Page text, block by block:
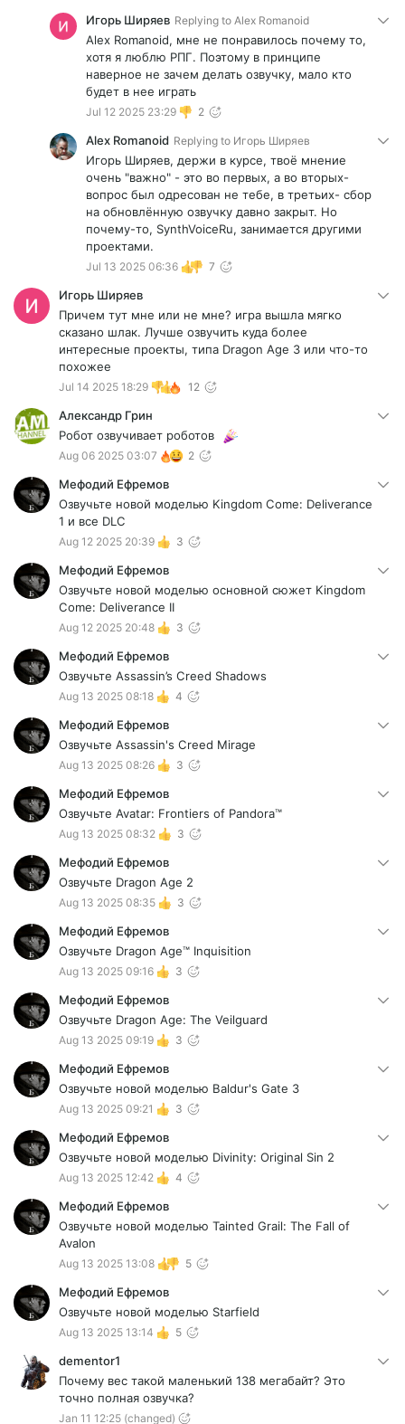
Игорь Ширяев Replying to Alex Romanoid
Alex Romanoid, мне не понравилось почему то,
хотя я люблю РПГ. Поэтому в принципе
наверное не зачем делать озвучку, мало кто
будет в нее играть
Jul 12 2025 23:29 2
Alex Romanoid Replying to Игорь Ширяев
Игорь Ширяев, держи в курсе, твоё мнение
очень "важно" - это во первых, а во вторых-
вопрос был одресован не тебе, в третьих- сбор
на обновлённую озвучку давно закрыт. Но
почему-то, SynthVoiceRu, занимается другими
проектами.
Jul 13 2025 06:36 7
Игорь Ширяев
Причем тут мне или не мне? игра вышла мягко
сказано шлак. Лучше озвучить куда более
интересные проекты, типа Dragon Age 3 или что-то
похожее
Jul 14 2025 18:29 12
Александр Грин
Робот озвучивает роботов
Aug 06 2025 03:07 2
Мефодий Ефремов
Озвучьте новой моделью Kingdom Come: Deliverance
1 и все DLC
Aug 12 2025 20:39 3
Мефодий Ефремов
Озвучьте новой моделью основной сюжет Kingdom
Come: Deliverance II
Aug 12 2025 20:48 3
Мефодий Ефремов
Озвучьте Assassin’s Creed Shadows
Aug 13 2025 08:18 4
Мефодий Ефремов
Озвучьте Assassin's Creed Mirage
Aug 13 2025 08:26 3
Мефодий Ефремов
Озвучьте Avatar: Frontiers of Pandora™
Aug 13 2025 08:32 3
Мефодий Ефремов
Озвучьте Dragon Age 2
Aug 13 2025 08:35 3
Мефодий Ефремов
Озвучьте Dragon Age™ Inquisition
Aug 13 2025 09:16 3
Мефодий Ефремов
Озвучьте Dragon Age: The Veilguard
Aug 13 2025 09:19 3
Мефодий Ефремов
Озвучьте новой моделью Baldur's Gate 3
Aug 13 2025 09:21 3
Мефодий Ефремов
Озвучьте новой моделью Divinity: Original Sin 2
Aug 13 2025 12:42 4
Мефодий Ефремов
Озвучьте новой моделью Tainted Grail: The Fall of
Avalon
Aug 13 2025 13:08 5
Мефодий Ефремов
Озвучьте новой моделью Starfield
Aug 13 2025 13:14 5
dementor1
Почему вес такой маленький 138 мегабайт? Это
точно полная озвучка?
Jan 11 12:25 (changed)